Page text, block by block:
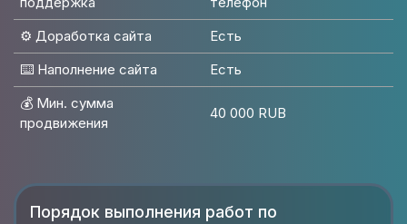
⚙️ Доработка сайта
Есть
⌨️ Наполнение сайта
Есть
💰 Мин. сумма
продвижения
40 000 RUB
Порядок выполнения работ по